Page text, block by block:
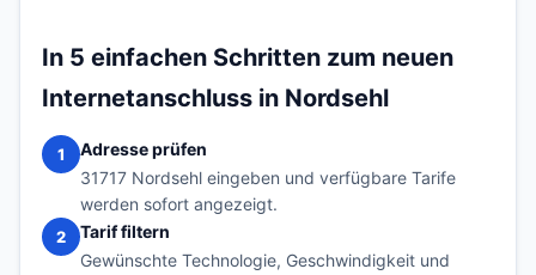
In 5 einfachen Schritten zum neuen
Internetanschluss in Nordsehl
1
Adresse prüfen
31717 Nordsehl eingeben und verfügbare Tarife
werden sofort angezeigt.
2
Tarif filtern
Gewünschte Technologie, Geschwindigkeit und